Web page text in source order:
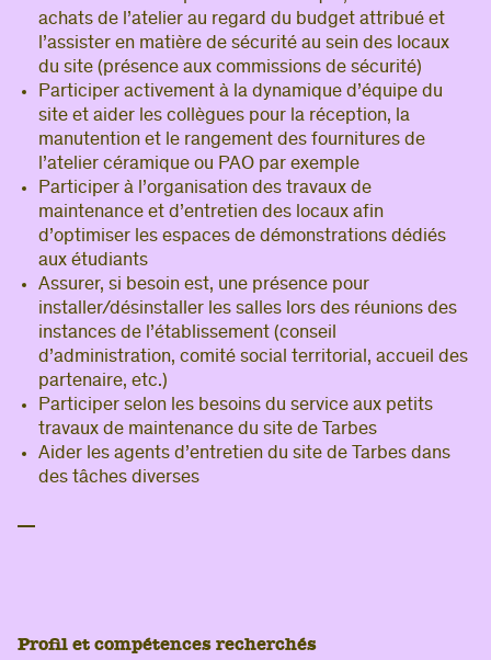
achats de l’atelier au regard du budget attribué et
l’assister en matière de sécurité au sein des locaux
du site (présence aux commissions de sécurité)
Participer activement à la dynamique d’équipe du
site et aider les collègues pour la réception, la
manutention et le rangement des fournitures de
l’atelier céramique ou PAO par exemple
Participer à l’organisation des travaux de
maintenance et d’entretien des locaux afin
d’optimiser les espaces de démonstrations dédiés
aux étudiants
Assurer, si besoin est, une présence pour
installer/désinstaller les salles lors des réunions des
instances de l’établissement (conseil
d’administration, comité social territorial, accueil des
partenaire, etc.)
Participer selon les besoins du service aux petits
travaux de maintenance du site de Tarbes
Aider les agents d’entretien du site de Tarbes dans
des tâches diverses
Profil et compétences recherchés